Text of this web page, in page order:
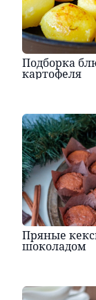
Подборка
картофеля
Пряные
шоколадом